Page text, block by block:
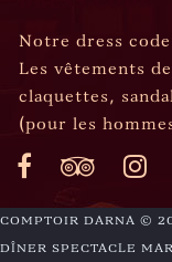
Notre dress
Les vêtements
claquettes,
(pour les
COMPTOIR DARNA ©
DÎNER SPECTACLE